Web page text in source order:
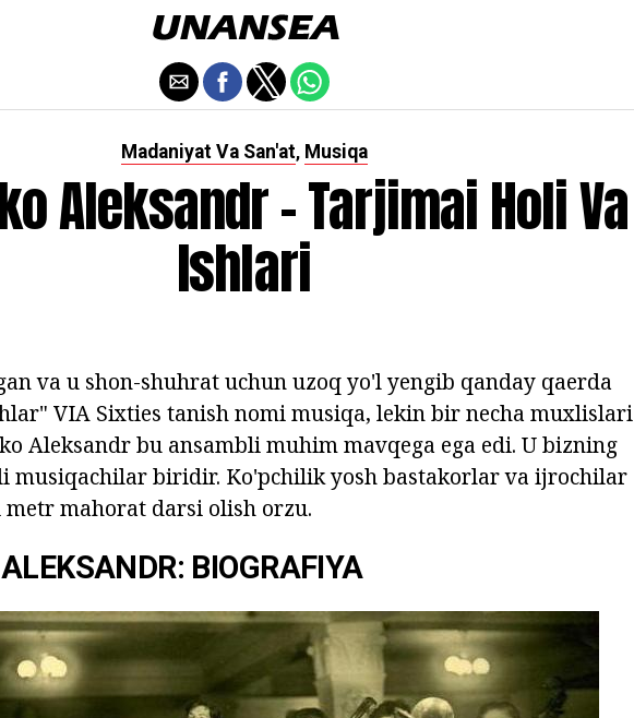
Madaniyat Va San'at, Musiqa
Aleksandr - Tarjimai Holi Va
Ishlari
va u shon-shuhrat uchun uzoq yo'l yengib qanday qaerda
VIA Sixties tanish nomi musiqa, lekin bir necha muxlislari
Aleksandr bu ansambli muhim mavqega ega edi. U bizning
musiqachilar biridir. Ko'pchilik yosh bastakorlar va ijrochilar
mahorat darsi olish orzu.
BIOGRAFIYA